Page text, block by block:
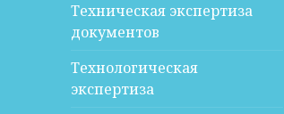
Техническая экспертиза
документов
Технологическая
экспертиза